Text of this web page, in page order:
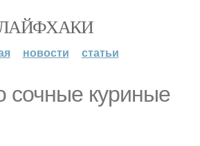
новости статьи
сочные куриные